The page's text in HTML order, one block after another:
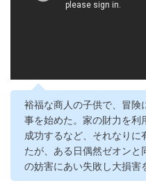
裕福な商人の子供で、冒険
事を始めた。家の財力を利
成功するなど、それなりに
たが、ある日偶然ゼオンと
の妨害にあい失敗し大損害